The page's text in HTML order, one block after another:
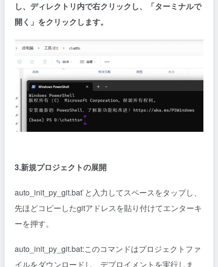
し、ディレクトリ内で右クリックし、「ターミナルで
開く」をクリックします。
3.新規プロジェクトの展開
auto_init_py_git.bat`と入力してスペースをタップし、
先ほどコピーしたgitアドレスを貼り付けてエンターキ
ーを押す。
auto_init_py_git.bat:このコマンドはプロジェクトファ
イルをダウンロードし、デプロイメントを実行しま